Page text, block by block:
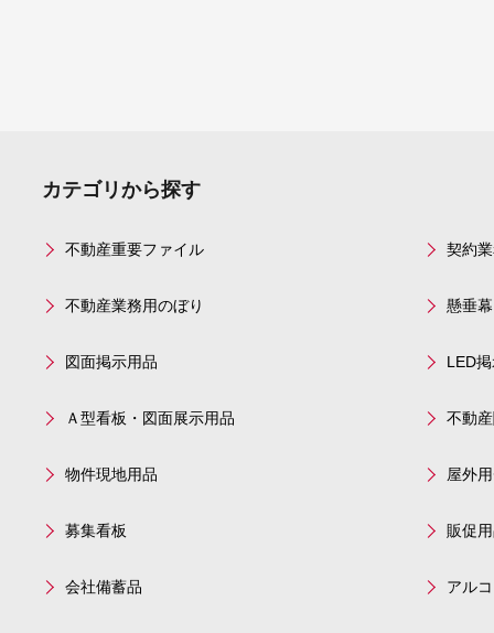
カテゴリから探す
不動産重要ファイル 契約
不動産業務用のぼり 懸垂
図面掲示用品 LED
Ａ型看板・図面展示用品 不動
物件現地用品 屋外
募集看板 販促
会社備蓄品 アル